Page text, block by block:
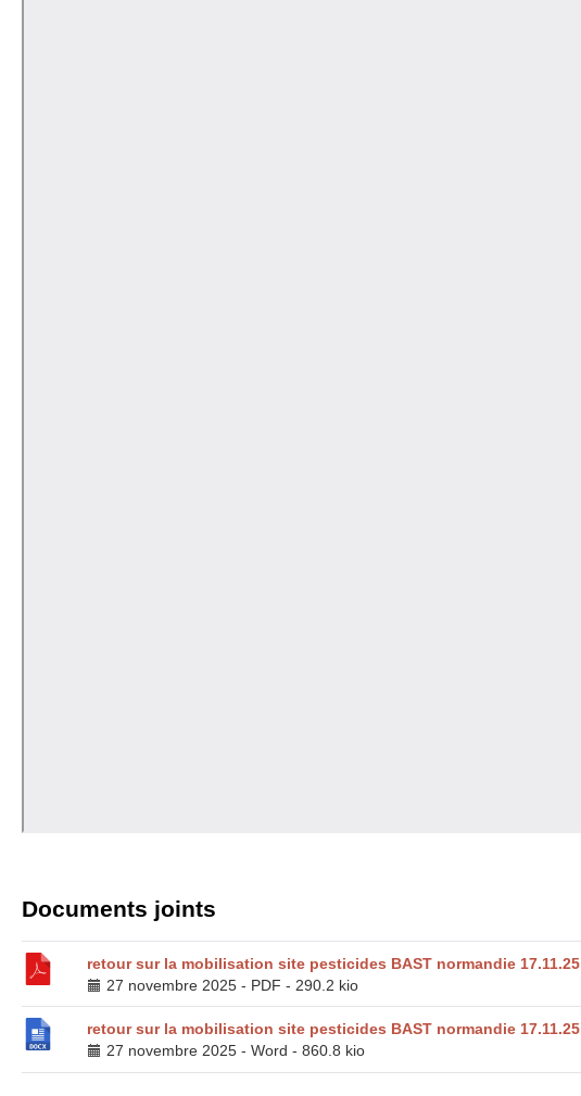
Documents joints
retour sur la mobilisation site pesticides BAST normandie 17.11.25
27 novembre 2025 - PDF - 290.2 kio
retour sur la mobilisation site pesticides BAST normandie 17.11.25
27 novembre 2025 - Word - 860.8 kio